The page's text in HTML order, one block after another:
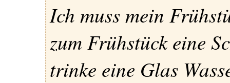
Ich muss mein
zum Frühstück eine
trinke eine Glas